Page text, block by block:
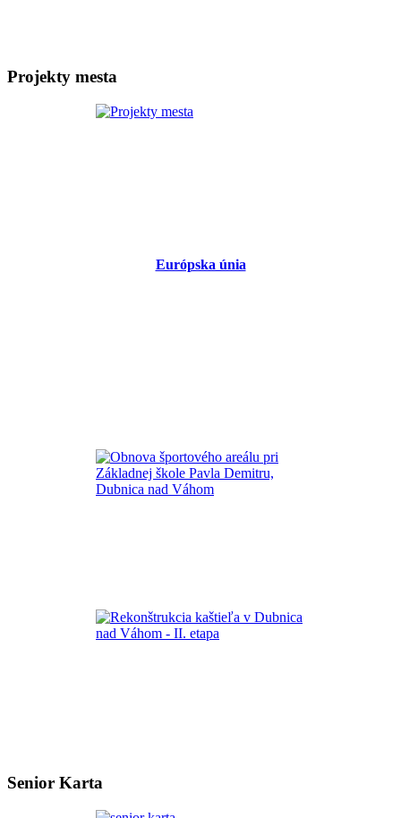
Projekty mesta
Európska únia
Senior Karta